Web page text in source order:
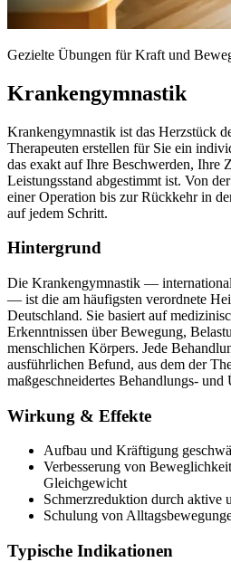
Gezielte Übungen für Kraft und
Krankengymnastik
Krankengymnastik ist das Herzstück
Therapeuten erstellen für Sie ein
das exakt auf Ihre Beschwerden, Ihre
Leistungsstand abgestimmt ist. Von
einer Operation bis zur Rückkehr in
auf jedem Schritt.
Hintergrund
Die Krankengymnastik —
— ist die am häufigsten verordnete
Deutschland. Sie basiert auf
Erkenntnissen über Bewegung,
menschlichen Körpers. Jede
ausführlichen Befund, aus dem der
maßgeschneidertes Behandlungs-
Wirkung & Effekte
Aufbau und Kräftigung
Verbesserung von
Gleichgewicht
Schmerzreduktion durch aktive
Schulung von
Typische Indikationen